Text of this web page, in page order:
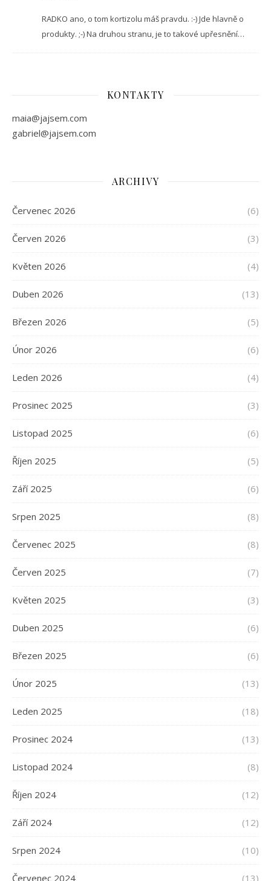
RADKO ano, o tom kortizolu máš pravdu. :-) Jde hlavně o
produkty. ;-) Na druhou stranu, je to takové upřesnění…
KONTAKTY
maia@jajsem.com
gabriel@jajsem.com
ARCHIVY
Červenec 2026 (6)
Červen 2026 (3)
Květen 2026 (4)
Duben 2026 (13)
Březen 2026 (5)
Únor 2026 (6)
Leden 2026 (4)
Prosinec 2025 (3)
Listopad 2025 (6)
Říjen 2025 (5)
Září 2025 (6)
Srpen 2025 (8)
Červenec 2025 (8)
Červen 2025 (7)
Květen 2025 (3)
Duben 2025 (6)
Březen 2025 (6)
Únor 2025 (13)
Leden 2025 (18)
Prosinec 2024 (13)
Listopad 2024 (8)
Říjen 2024 (12)
Září 2024 (12)
Srpen 2024 (10)
Červenec 2024 (13)